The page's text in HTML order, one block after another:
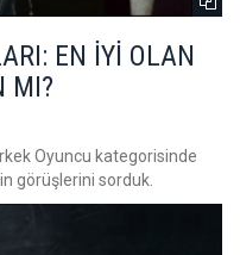
EN İYİ OLAN
MI?
Oyuncu kategorisinde
görüşlerini sorduk.